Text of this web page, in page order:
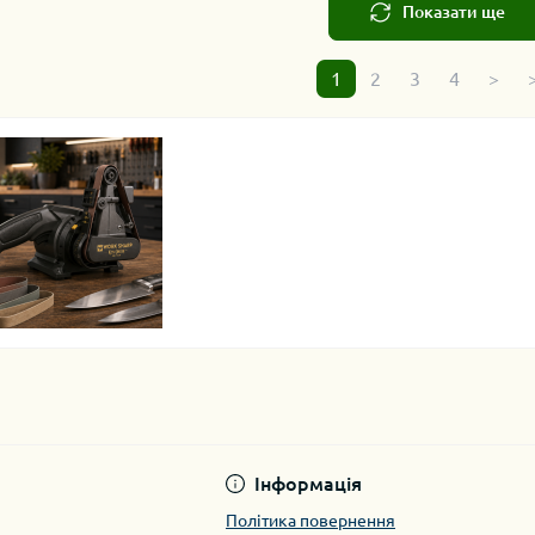
Показати ще
1 2 3 4 >
Інформація
Політика повернення